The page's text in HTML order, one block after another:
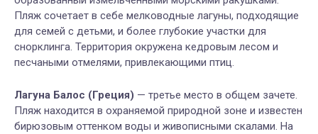
Пляж сочетает в себе мелководные лагуны, подходящие
для семей с детьми, и более глубокие участки для
снорклинга. Территория окружена кедровым лесом и
песчаными отмелями, привлекающими птиц.
Лагуна Балос (Греция) — третье место в общем зачете.
Пляж находится в охраняемой природной зоне и известен
бирюзовым оттенком воды и живописными скалами. На